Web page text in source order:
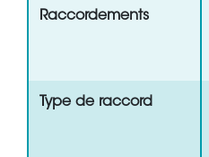
Raccordements
Type de raccord